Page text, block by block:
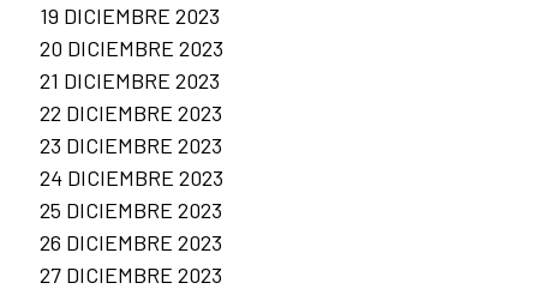
19 DICIEMBRE 2023
20 DICIEMBRE 2023
21 DICIEMBRE 2023
22 DICIEMBRE 2023
23 DICIEMBRE 2023
24 DICIEMBRE 2023
25 DICIEMBRE 2023
26 DICIEMBRE 2023
27 DICIEMBRE 2023